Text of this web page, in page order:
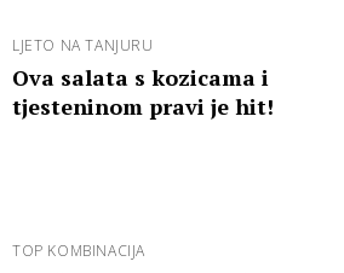
LJETO NA TANJURU
Ova salata s kozicama i
tjesteninom pravi je hit!
TOP KOMBINACIJA